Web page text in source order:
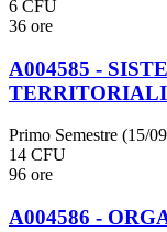
6 CFU
36 ore
A004585 -
TERRITORIALI
Primo Semestre (15/
14 CFU
96 ore
A004586 -